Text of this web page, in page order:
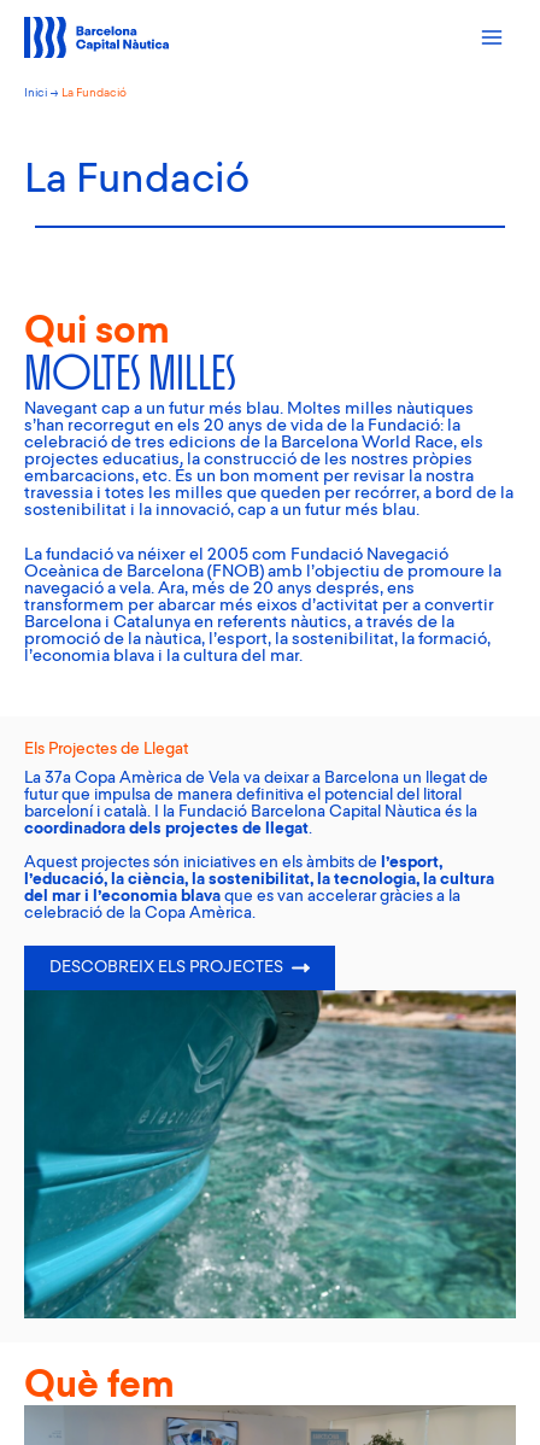
contingut
Inici La Fundació
La Fundació
Qui som
Moltes milles
Navegant cap a un futur més blau. Moltes milles nàutiques
s’han recorregut en els 20 anys de vida de la Fundació: la
celebració de tres edicions de la Barcelona World Race, els
projectes educatius, la construcció de les nostres pròpies
embarcacions, etc. És un bon moment per revisar la nostra
travessia i totes les milles que queden per recórrer, a bord de la
sostenibilitat i la innovació, cap a un futur més blau.
La fundació va néixer el 2005 com Fundació Navegació
Oceànica de Barcelona (FNOB) amb l’objectiu de promoure la
navegació a vela. Ara, més de 20 anys després, ens
transformem per abarcar més eixos d’activitat per a convertir
Barcelona i Catalunya en referents nàutics, a través de la
promoció de la nàutica, l’esport, la sostenibilitat, la formació,
l’economia blava i la cultura del mar.
Els Projectes de Llegat
La 37a Copa Amèrica de Vela va deixar a Barcelona un llegat de
futur que impulsa de manera definitiva el potencial del litoral
barceloní i català. I la Fundació Barcelona Capital Nàutica és la
coordinadora dels projectes de llegat
Aquest projectes són iniciatives en els àmbits de l’esport,
l’educació, la ciència, la sostenibilitat, la tecnologia, la cultura
del mar i l’economia blava que es van accelerar gràcies a la
celebració de la Copa Amèrica.
DESCOBREIX ELS PROJECTES
Què fem